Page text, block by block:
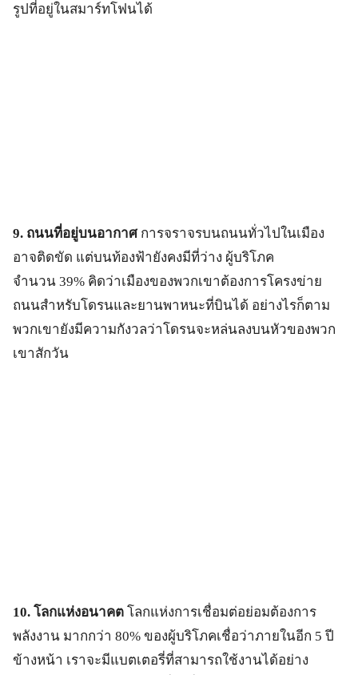
รูปที่อยู่ในสมาร์ทโฟนได้
9. ถนนที่อยู่บนอากาศการจราจรบนถนนทั่วไปในเมือง
อาจติดขัด แต่บนท้องฟ้ายังคงมีที่ว่าง ผู้บริโภค
จำนวน 39% คิดว่าเมืองของพวกเขาต้องการโครงข่าย
ถนนสำหรับโดรนและยานพาหนะที่บินได้ อย่างไรก็ตาม
พวกเขายังมีความกังวลว่าโดรนจะหล่นลงบนหัวของพวก
เขาสักวัน
10. โลกแห่งอนาคต โลกแห่งการเชื่อมต่อย่อมต้องการ
พลังงาน มากกว่า 80% ของผู้บริโภคเชื่อว่าภายในอีก 5 ปี
ข้างหน้า เราจะมีแบตเตอรี่ที่สามารถใช้งานได้อย่าง